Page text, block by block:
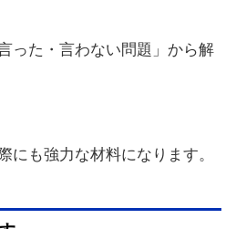
った・言わない問題」から解
にも強力な材料になります。